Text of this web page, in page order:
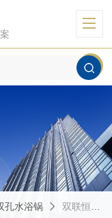
孔水浴锅 双联恒温水浴锅